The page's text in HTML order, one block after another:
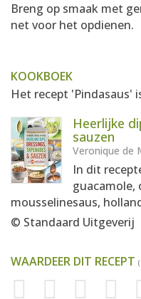
Breng op smaak met
net voor het opdienen.
KOOKBOEK
Het recept 'Pindasaus'
Heerlijke
sauzen
Veronique de
In dit
guacamole,
mousselinesaus,
© Standaard Uitgeverij
WAARDEER DIT RECEPT